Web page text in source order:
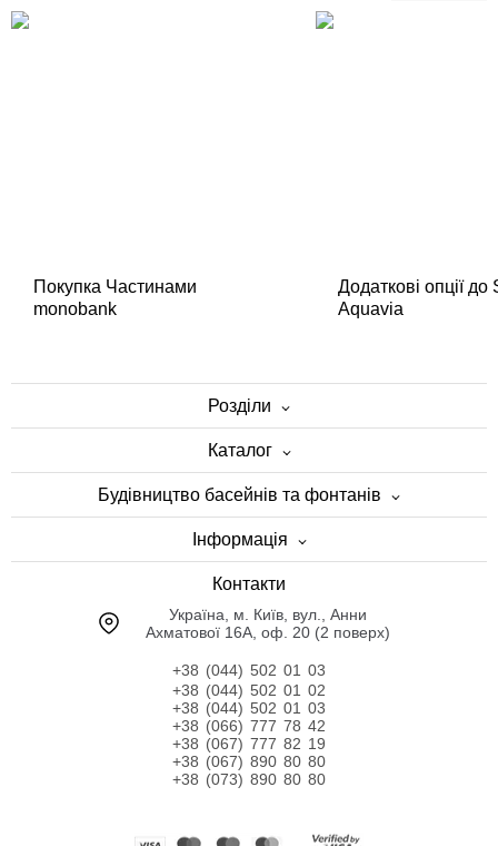
Покупка Частинами
monobank
Додаткові опції
Aquavia
Розділи
Каталог
Будівництво басейнів та фонтанів
Інформація
Контакти
Українa, м. Київ, вул., Анни
Ахматової 16А, оф. 20 (2 поверх)
+38 (044) 502 01 03
+38 (044) 502 01 02
+38 (044) 502 01 03
+38 (066) 777 78 42
+38 (067) 777 82 19
+38 (067) 890 80 80
+38 (073) 890 80 80